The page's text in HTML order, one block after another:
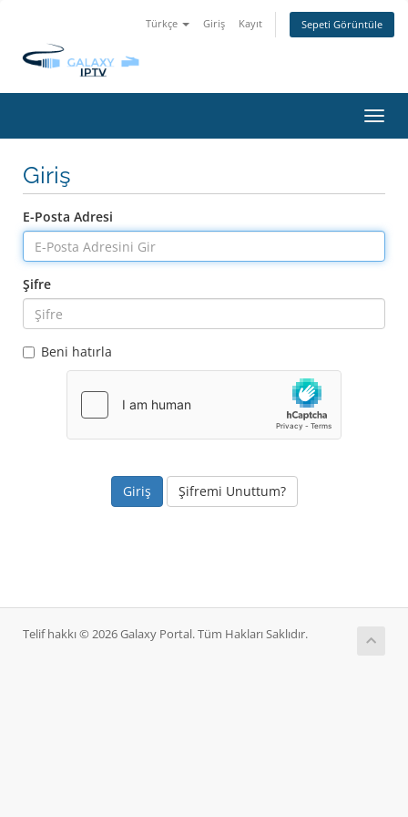
Türkçe Giriş Kayıt Sepeti Görüntüle
Giriş
E-Posta Adresi
Şifre
Beni hatırla
Şifremi Unuttum?
Telif hakkı © 2026 Galaxy Portal. Tüm Hakları Saklıdır.